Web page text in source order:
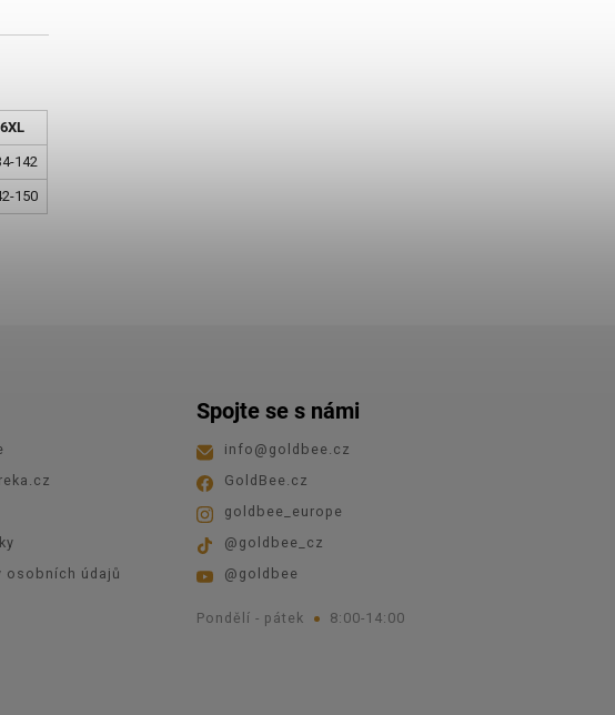
6XL
142
150
osobních údajů
Spojte se s námi
info @ goldbee.cz
GoldBee.cz
goldbee_europe
@goldbee_cz
@goldbee
Pondělí - pátek 8:00-14:00